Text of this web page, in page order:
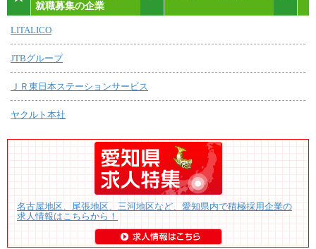
就職募集の企業
LITALICO
JTBグループ
ＪＲ東日本ステーションサービス
ヤクルト本社
名古屋地区、尾張地区、三河地区など、愛知県内で積極採用企業の
求人情報はこちらから！